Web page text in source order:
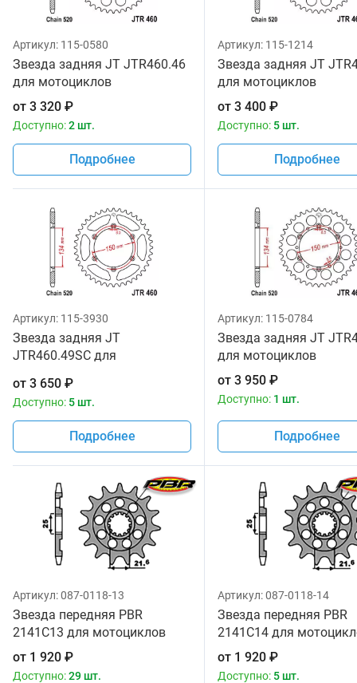
Артикул: 115-0580
Звезда задняя JT JTR460.46
для мотоциклов
от 3 320 ₽
Доступно:2 шт.
Подробнее
Артикул: 115-1214
Звезда задняя JT
для мотоциклов
от 3 400 ₽
Доступно: 5 шт.
Подробнее
Артикул: 115-3930
Звезда задняя JT
JTR460.49SC для
от 3 650 ₽
Доступно: 5 шт.
Подробнее
Артикул: 115-0784
Звезда задняя JT
для мотоциклов
от 3 950 ₽
Доступно: 1 шт.
Подробнее
Артикул:087-0118-13
Звезда передняя PBR
2141C13 для мотоциклов
от 1 920 ₽
Доступно:29 шт.
Артикул:087-0118-14
Звезда передняя PBR
2141C14 для
от 1 920 ₽
Доступно: 5 шт.